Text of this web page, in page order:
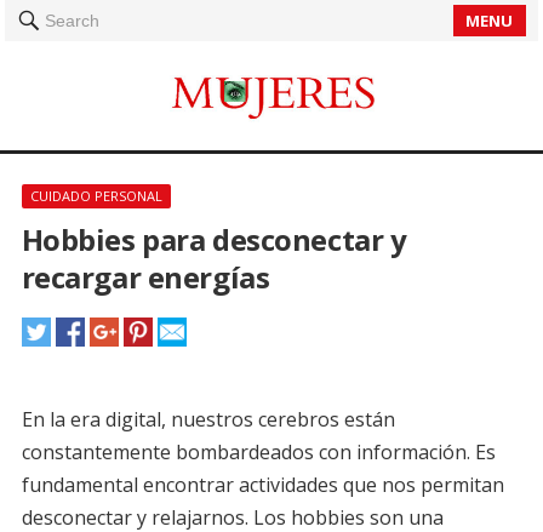
Search MENU
CUIDADO PERSONAL
Hobbies para desconectar y
recargar energías
En la era digital, nuestros cerebros están
constantemente bombardeados con información. Es
fundamental encontrar actividades que nos permitan
desconectar y relajarnos. Los hobbies son una